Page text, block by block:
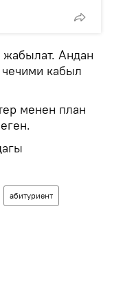
Андан
кабыл
менен план
абитуриент